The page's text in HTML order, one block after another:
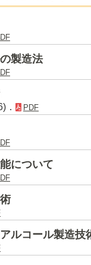
製造法
． PDF
について
ルコール製造